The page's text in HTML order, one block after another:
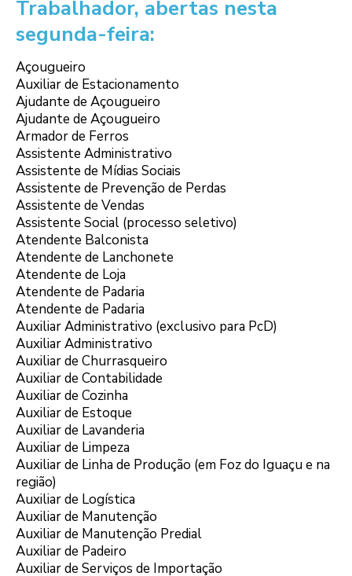
Trabalhador, abertas nesta
segunda-feira:
Açougueiro
Auxiliar de Estacionamento
Ajudante de Açougueiro
Ajudante de Açougueiro
Armador de Ferros
Assistente Administrativo
Assistente de Mídias Sociais
Assistente de Prevenção de Perdas
Assistente de Vendas
Assistente Social (processo seletivo)
Atendente Balconista
Atendente de Lanchonete
Atendente de Loja
Atendente de Padaria
Atendente de Padaria
Auxiliar Administrativo (exclusivo para PcD)
Auxiliar Administrativo
Auxiliar de Churrasqueiro
Auxiliar de Contabilidade
Auxiliar de Cozinha
Auxiliar de Estoque
Auxiliar de Lavanderia
Auxiliar de Limpeza
Auxiliar de Linha de Produção (em Foz do Iguaçu e na
região)
Auxiliar de Logística
Auxiliar de Manutenção
Auxiliar de Manutenção Predial
Auxiliar de Padeiro
Auxiliar de Serviços de Importação